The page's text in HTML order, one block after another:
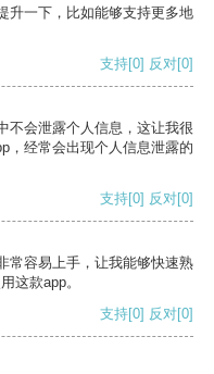
升一下，比如能够支持更多地
支持[0] 反对[0]
不会泄露个人信息，这让我很
，经常会出现个人信息泄露的
支持[0] 反对[0]
常容易上手，让我能够快速熟
这款app。
支持[0] 反对[0]